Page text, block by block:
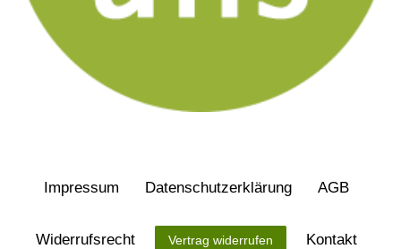
Impressum Daten­schutz­erklärung AGB
Widerrufs­recht Vertrag widerrufen Kontakt